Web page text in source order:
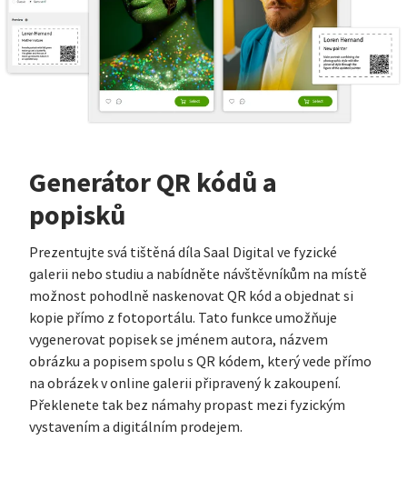
Generátor QR kódů a
popisků
Prezentujte svá tištěná díla Saal Digital ve fyzické
galerii nebo studiu a nabídněte návštěvníkům na místě
možnost pohodlně naskenovat QR kód a objednat si
kopie přímo z fotoportálu. Tato funkce umožňuje
vygenerovat popisek se jménem autora, názvem
obrázku a popisem spolu s QR kódem, který vede přímo
na obrázek v online galerii připravený k zakoupení.
Překlenete tak bez námahy propast mezi fyzickým
vystavením a digitálním prodejem.